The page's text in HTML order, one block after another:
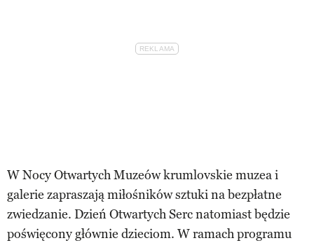
W Nocy Otwartych Muzeów krumlovskie muzea i
galerie zapraszają miłośników sztuki na bezpłatne
zwiedzanie. Dzień Otwartych Serc natomiast będzie
poświęcony głównie dzieciom. W ramach programu